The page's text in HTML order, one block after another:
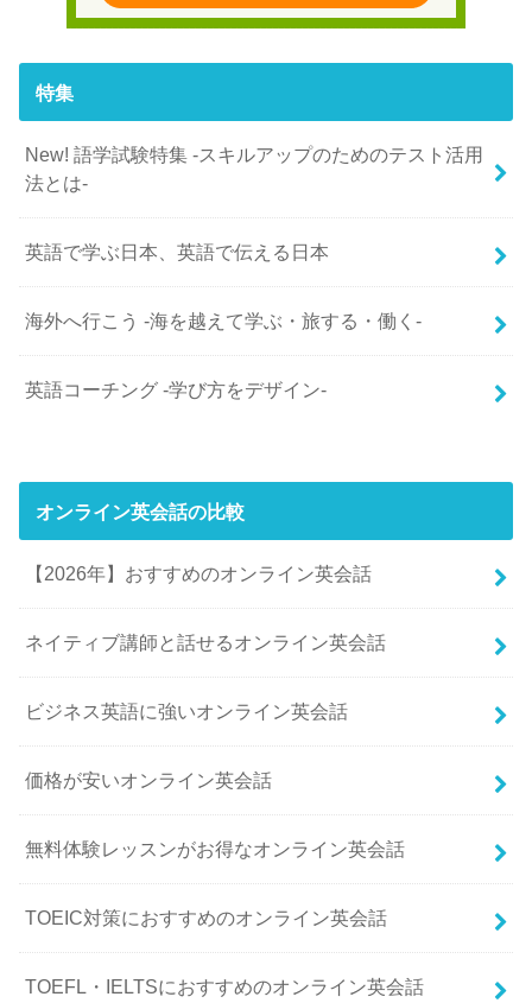
特集
New! 語学試験特集 -スキルアップのためのテスト活用
法とは-
英語で学ぶ日本、英語で伝える日本
海外へ行こう -海を越えて学ぶ・旅する・働く-
英語コーチング -学び方をデザイン-
オンライン英会話の比較
【2026年】おすすめのオンライン英会話
ネイティブ講師と話せるオンライン英会話
ビジネス英語に強いオンライン英会話
価格が安いオンライン英会話
無料体験レッスンがお得なオンライン英会話
TOEIC対策におすすめのオンライン英会話
TOEFL・IELTSにおすすめのオンライン英会話